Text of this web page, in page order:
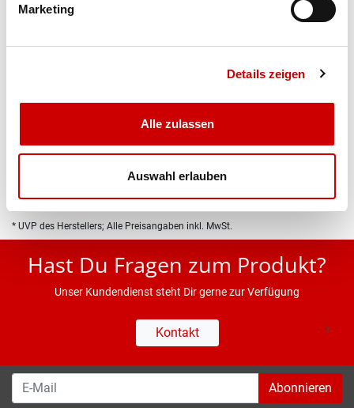
Marketing
Details zeigen
Alle zulassen
Auswahl erlauben
Bis 17:00 Uhr bestellen: morgen geliefert - ab CHF 50.00
Produktbeschreibung
* UVP des Herstellers; Alle Preisangaben inkl. MwSt.
Hast Du Fragen zum Produkt?
Unser Kundendienst steht Dir gerne zur Verfügung
Kontakt
Abonnieren